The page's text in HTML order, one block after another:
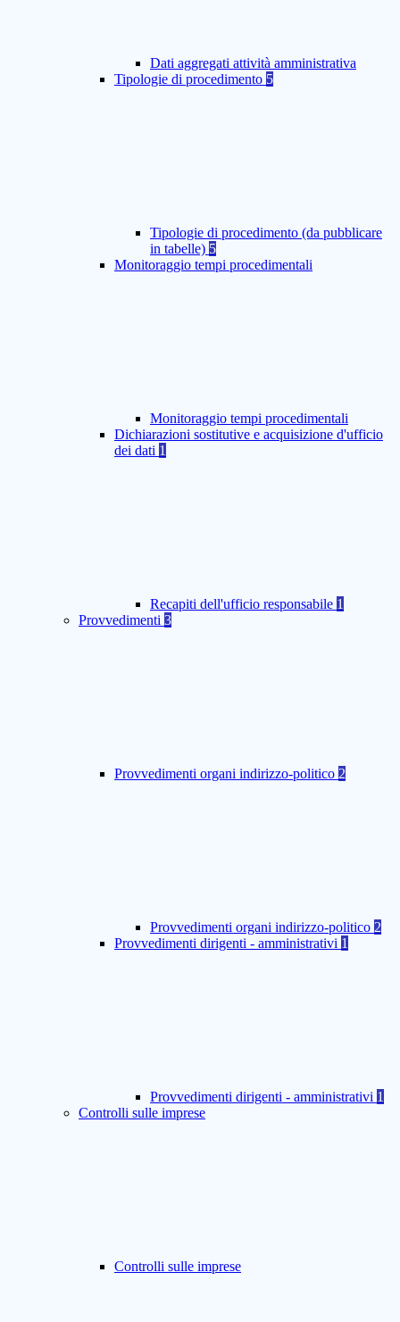
Dati aggregati attività amministrativa
Tipologie di procedimento 5
Tipologie di procedimento (da pubblicare
in tabelle) 5
Monitoraggio tempi procedimentali
Monitoraggio tempi procedimentali
Dichiarazioni sostitutive e acquisizione d'ufficio
dei dati 1
Recapiti dell'ufficio responsabile 1
Provvedimenti 3
Provvedimenti organi indirizzo-politico 2
Provvedimenti organi indirizzo-politico 2
Provvedimenti dirigenti - amministrativi 1
Provvedimenti dirigenti - amministrativi 1
Controlli sulle imprese
Controlli sulle imprese